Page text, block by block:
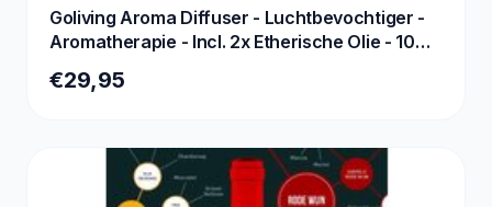
Goliving Aroma Diffuser - Luchtbevochtiger -
Aromatherapie - Incl. 2x Etherische Olie - 10
€29,95